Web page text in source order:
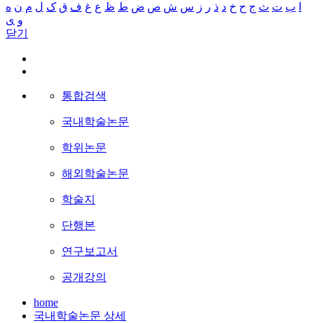
ب ت ث ج ح خ د ذ ر ز س ش ص ض ط ظ ع غ ف ق ک ل م ن ه
و ی
닫기
통합검색
국내학술논문
학위논문
해외학술논문
학술지
단행본
연구보고서
공개강의
home
국내학술논문 상세